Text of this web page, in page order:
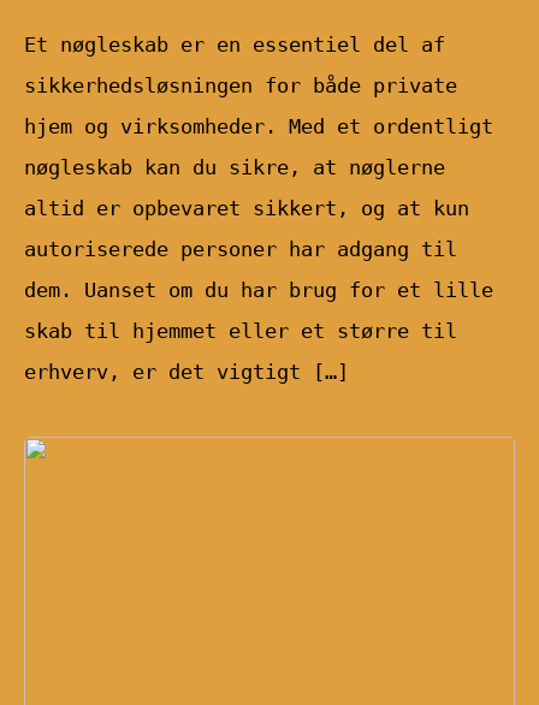
Et nøgleskab er en essentiel del af
sikkerhedsløsningen for både private
hjem og virksomheder. Med et ordentligt
nøgleskab kan du sikre, at nøglerne
altid er opbevaret sikkert, og at kun
autoriserede personer har adgang til
dem. Uanset om du har brug for et lille
skab til hjemmet eller et større til
erhverv, er det vigtigt […]